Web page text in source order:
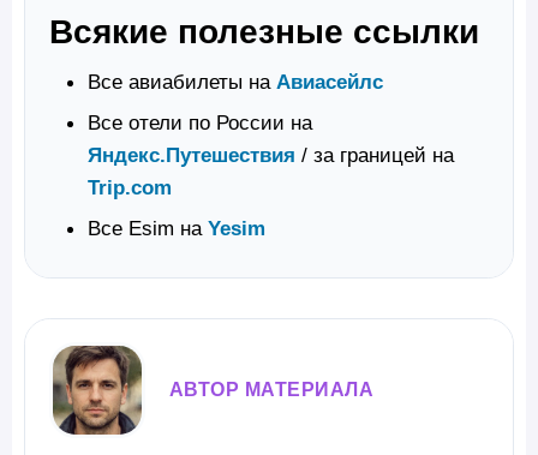
Всякие полезные ссылки
Все авиабилеты на Авиасейлс
Все отели по России на
Яндекс.Путешествия / за границей на
Trip.com
Все Esim наYesim
АВТОР МАТЕРИАЛА